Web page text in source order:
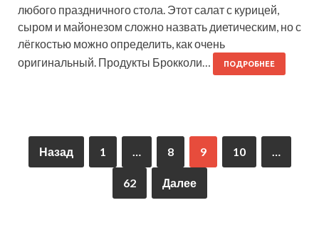
любого праздничного стола. Этот салат с курицей,
сыром и майонезом сложно назвать диетическим, но с
лёгкостью можно определить, как очень
оригинальный. Продукты Брокколи…
ПОДРОБНЕЕ
Назад 1 8 9 10
62 Далее